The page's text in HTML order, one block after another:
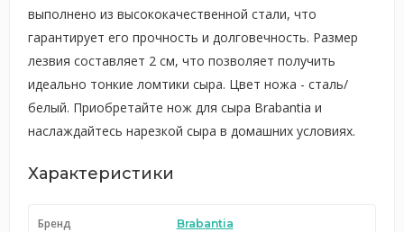
выполнено из высококачественной стали, что
гарантирует его прочность и долговечность. Размер
лезвия составляет 2 см, что позволяет получить
идеально тонкие ломтики сыра. Цвет ножа - сталь/
белый. Приобретайте нож для сыра Brabantia и
наслаждайтесь нарезкой сыра в домашних условиях.
Характеристики
Бренд Brabantia